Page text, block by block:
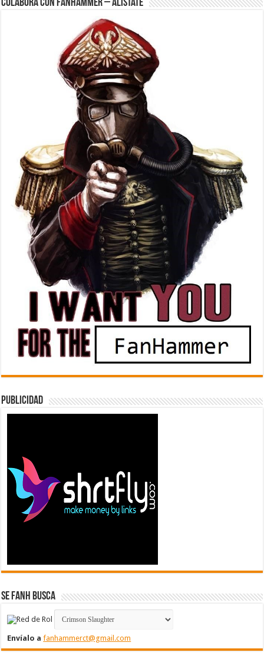
Colabora con FanHammer – Alistate
Publicidad
Se FanH Busca
Envíalo afanhammerct@gmail.com